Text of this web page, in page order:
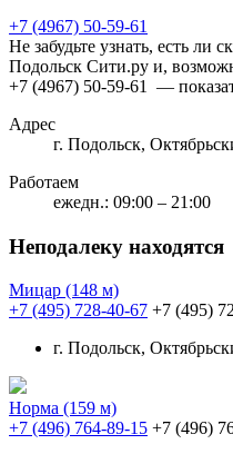
+7 (4967) 50-59-61
Не забудьте узнать, есть ли
Подольск Сити.ру и,
+7 (4967) 50-59-61
—
Адрес
г. Подольск,
Работаем
ежедн.: 09:00 – 21:00
Неподалеку находятся
Мицар (148 м)
+7 (495) 728-40-67 +7 (495)
г. Подольск,
Норма (159 м)
+7 (496) 764-89-15 +7 (496)